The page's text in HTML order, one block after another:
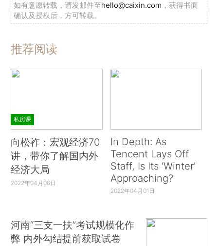
如有意愿转载，请发邮件至hello@caixin.com ，获得书面
确认及授权后，方可转载。
推荐阅读
私房课
向松祚：宏观经济70
讲，带你了解国内外
经济大局
2022年04月06日
In Depth: As
Tencent Lays Off
Staff, Is Its ‘Winter’
Approaching?
2022年04月01日
河南“三支一扶”考试规模化作
弊 内外勾结提前获取试卷